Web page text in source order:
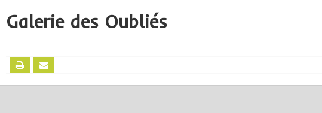
Galerie des Oubliés